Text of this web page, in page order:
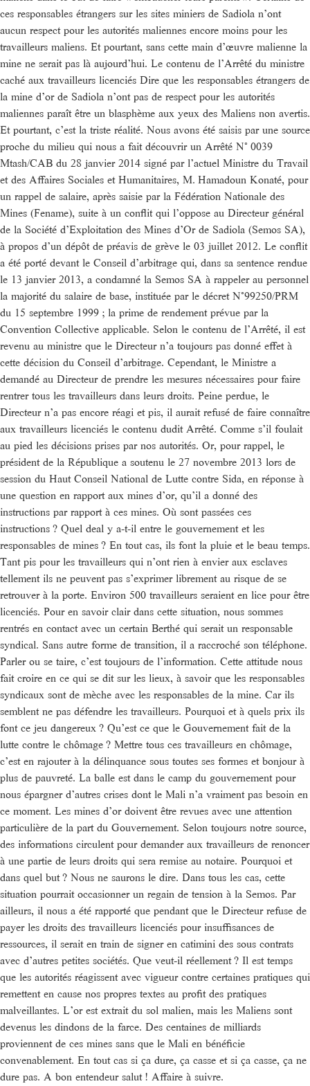
ces responsables étrangers sur les sites miniers de Sadiola n’ont
aucun respect pour les autorités maliennes encore moins pour les
travailleurs maliens. Et pourtant, sans cette main d’œuvre malienne la
mine ne serait pas là aujourd’hui. Le contenu de l’Arrêté du ministre
caché aux travailleurs licenciés Dire que les responsables étrangers de
la mine d’or de Sadiola n’ont pas de respect pour les autorités
maliennes paraît être un blasphème aux yeux des Maliens non avertis.
Et pourtant, c’est la triste réalité. Nous avons été saisis par une source
proche du milieu qui nous a fait découvrir un Arrêté N° 0039
Mtash/CAB du 28 janvier 2014 signé par l’actuel Ministre du Travail
et des Affaires Sociales et Humanitaires, M. Hamadoun Konaté, pour
un rappel de salaire, après saisie par la Fédération Nationale des
Mines (Fename), suite à un conflit qui l’oppose au Directeur général
de la Société d’Exploitation des Mines d’Or de Sadiola (Semos SA),
à propos d’un dépôt de préavis de grève le 03 juillet 2012. Le conflit
a été porté devant le Conseil d’arbitrage qui, dans sa sentence rendue
le 13 janvier 2013, a condamné la Semos SA à rappeler au personnel
la majorité du salaire de base, instituée par le décret N°99250/PRM
du 15 septembre 1999 ; la prime de rendement prévue par la
Convention Collective applicable. Selon le contenu de l’Arrêté, il est
revenu au ministre que le Directeur n’a toujours pas donné effet à
cette décision du Conseil d’arbitrage. Cependant, le Ministre a
demandé au Directeur de prendre les mesures nécessaires pour faire
rentrer tous les travailleurs dans leurs droits. Peine perdue, le
Directeur n’a pas encore réagi et pis, il aurait refusé de faire connaître
aux travailleurs licenciés le contenu dudit Arrêté. Comme s’il foulait
au pied les décisions prises par nos autorités. Or, pour rappel, le
président de la République a soutenu le 27 novembre 2013 lors de
session du Haut Conseil National de Lutte contre Sida, en réponse à
une question en rapport aux mines d’or, qu’il a donné des
instructions par rapport à ces mines. Où sont passées ces
instructions ? Quel deal y a-t-il entre le gouvernement et les
responsables de mines ? En tout cas, ils font la pluie et le beau temps.
Tant pis pour les travailleurs qui n’ont rien à envier aux esclaves
tellement ils ne peuvent pas s’exprimer librement au risque de se
retrouver à la porte. Environ 500 travailleurs seraient en lice pour être
licenciés. Pour en savoir clair dans cette situation, nous sommes
rentrés en contact avec un certain Berthé qui serait un responsable
syndical. Sans autre forme de transition, il a raccroché son téléphone.
Parler ou se taire, c’est toujours de l’information. Cette attitude nous
fait croire en ce qui se dit sur les lieux, à savoir que les responsables
syndicaux sont de mèche avec les responsables de la mine. Car ils
semblent ne pas défendre les travailleurs. Pourquoi et à quels prix ils
font ce jeu dangereux ? Qu’est ce que le Gouvernement fait de la
lutte contre le chômage ? Mettre tous ces travailleurs en chômage,
c’est en rajouter à la délinquance sous toutes ses formes et bonjour à
plus de pauvreté. La balle est dans le camp du gouvernement pour
nous épargner d’autres crises dont le Mali n’a vraiment pas besoin en
ce moment. Les mines d’or doivent être revues avec une attention
particulière de la part du Gouvernement. Selon toujours notre source,
des informations circulent pour demander aux travailleurs de renoncer
à une partie de leurs droits qui sera remise au notaire. Pourquoi et
dans quel but ? Nous ne saurons le dire. Dans tous les cas, cette
situation pourrait occasionner un regain de tension à la Semos. Par
ailleurs, il nous a été rapporté que pendant que le Directeur refuse de
payer les droits des travailleurs licenciés pour insuffisances de
ressources, il serait en train de signer en catimini des sous contrats
avec d’autres petites sociétés. Que veut-il réellement ? Il est temps
que les autorités réagissent avec vigueur contre certaines pratiques qui
remettent en cause nos propres textes au profit des pratiques
malveillantes. L’or est extrait du sol malien, mais les Maliens sont
devenus les dindons de la farce. Des centaines de milliards
proviennent de ces mines sans que le Mali en bénéficie
convenablement. En tout cas si ça dure, ça casse et si ça casse, ça ne
dure pas. A bon entendeur salut ! Affaire à suivre.